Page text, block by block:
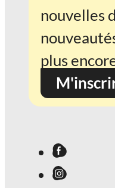
nouvelles
plus